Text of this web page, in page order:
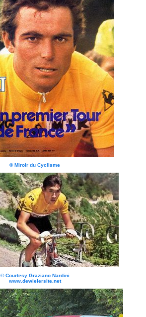
© Miroir du Cyclisme
© Courtesy Graziano Nardini
www.dewielersite.net